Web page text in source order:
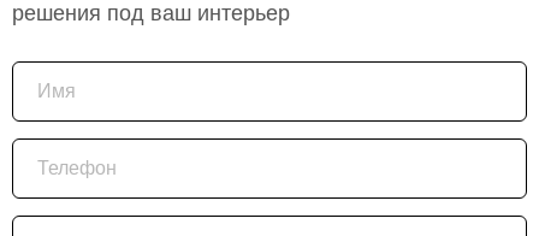
решения под ваш интерьер
Имя
Телефон
Email (необязательно)